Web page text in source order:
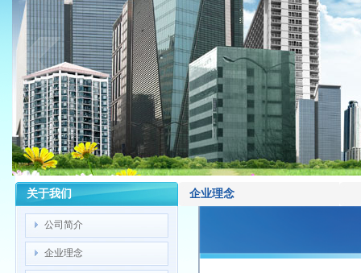
关于我们
公司简介
企业理念
企业理念